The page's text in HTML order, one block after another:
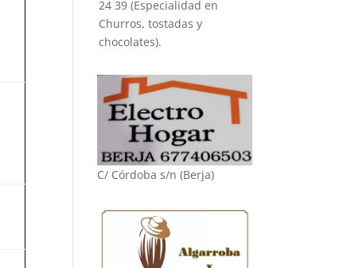
24 39 (Especialidad en
Churros, tostadas y
chocolates).
C/ Córdoba s/n (Berja)